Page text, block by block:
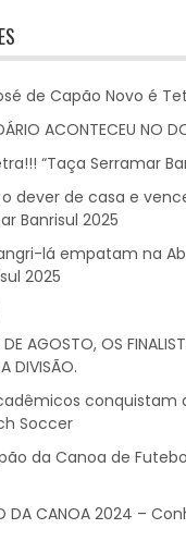
de Capão Novo é
ACONTECEU NO
“Taça Serramar
dever de casa e
Banrisul 2025
lá empatam na
2025
DE AGOSTO, OS
DIVISÃO.
conquistam
Soccer
da Canoa de
DA CANOA 2024 –